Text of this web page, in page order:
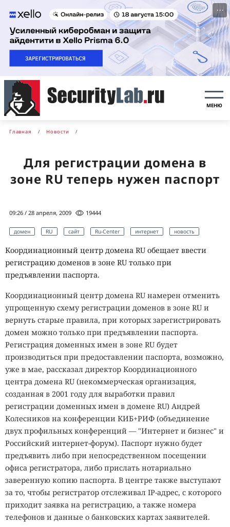
···
МЕНЮ
Главная Новости
Для регистрации домена в
зоне RU теперь нужен паспорт
09:26 / 28 апреля, 2009 19444
домен RU сайт Ru-Center интернет новость
Координационный центр домена RU обещает ввести
регистрацию доменов в зоне RU только при
предъявлении паспорта.
Координационный центр домена RU намерен отменить
упрощенную схему регистрации доменов в зоне RU и
вернуть старые правила, при которых зарегистрировать
домен можно только при предъявлении паспорта.
Регистрация доменных имен в зоне RU будет
производиться при предоставлении паспорта, возможно,
уже в мае, рассказал директор Координационного
центра домена RU (некоммерческая организация,
созданная в 2001 году для выработки правил
регистрации доменных имен в домене RU) Андрей
Колесников на конференции КИБ+РИФ (объединение
двух профильных конференций — "Интернет и бизнес" и
Российский интернет-форум). Паспорт нужно будет
предъявить либо при непосредственном посещении
офиса регистратора, либо прислать нотариально
заверенную копию паспорта. В центре также выступают
за то, чтобы регистратор отслеживал IP-адрес, с которого
приходит заявка на регистрацию, а также номера
телефонов и данные о банковских картах заявителей.